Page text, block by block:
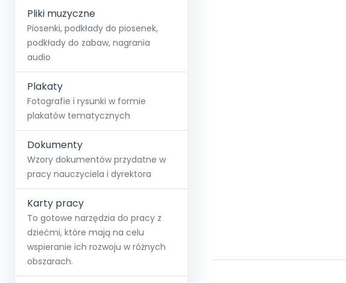
Pliki muzyczne
Piosenki, podkłady do piosenek,
podkłady do zabaw, nagrania
audio
Plakaty
Fotografie i rysunki w formie
plakatów tematycznych
Dokumenty
Wzory dokumentów przydatne w
pracy nauczyciela i dyrektora
Karty pracy
To gotowe narzędzia do pracy z
dziećmi, które mają na celu
wspieranie ich rozwoju w różnych
obszarach.